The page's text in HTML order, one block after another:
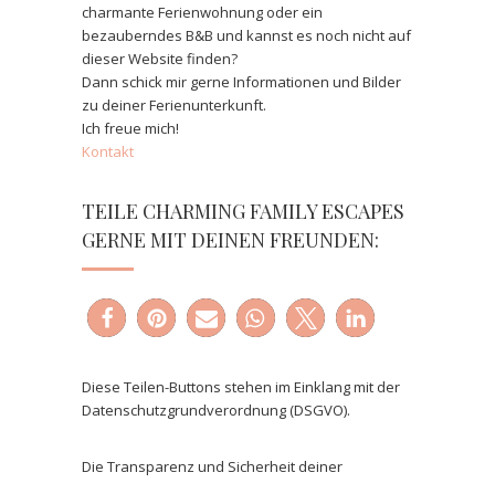
charmante Ferienwohnung oder ein
bezauberndes B&B und kannst es noch nicht auf
dieser Website finden?
Dann schick mir gerne Informationen und Bilder
zu deiner Ferienunterkunft.
Ich freue mich!
Kontakt
TEILE CHARMING FAMILY ESCAPES
GERNE MIT DEINEN FREUNDEN:
Diese Teilen-Buttons stehen im Einklang mit der
Datenschutzgrundverordnung (DSGVO).
Die Transparenz und Sicherheit deiner